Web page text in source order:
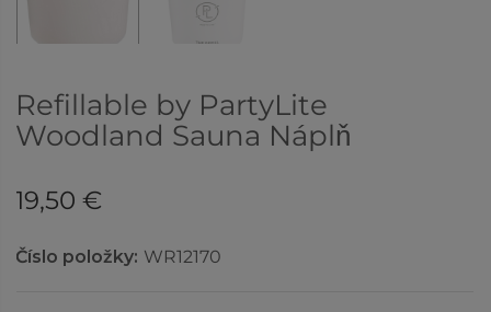
Refillable by PartyLite
Woodland Sauna Náplň
19,50 €
Číslo položky: WR12170